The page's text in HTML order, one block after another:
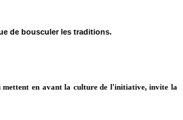
de bousculer les traditions.
mettent en avant la culture de l'initiative, invite la